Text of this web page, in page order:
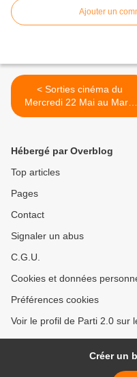
Ajouter un
< Sorties cinéma du
Mercredi 22 Mai au Mardi
28 Mai
Hébergé par Overblog
Top articles
Pages
Contact
Signaler un abus
C.G.U.
Cookies et données
Préférences cookies
Voir le profil de Parti 2.0 sur
Créer un